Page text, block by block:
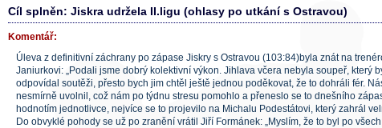
Cíl splněn: Jiskra udržela II.ligu (ohlasy po utkání s Ostravou)
Komentář:
Úleva z definitivní záchrany po zápase Jiskry s Ostravou (103:84)byla znát na
Janiurkovi: „Podali jsme dobrý kolektivní výkon. Jihlava včera nebyla soupeř, který
odpovídal soutěži, přesto bych jim chtěl ještě jednou poděkovat, že to dohráli fér.
nesmírně uvolnil, což nám po týdnu stresu pomohlo a přeneslo se to dnešního
hodnotím jednotlivce, nejvíce se to projevilo na Michalu Podestátovi, který zahrál
Do obvyklé pohody se už po zranění vrátil Jiří Formánek: „Myslím, že to byl po